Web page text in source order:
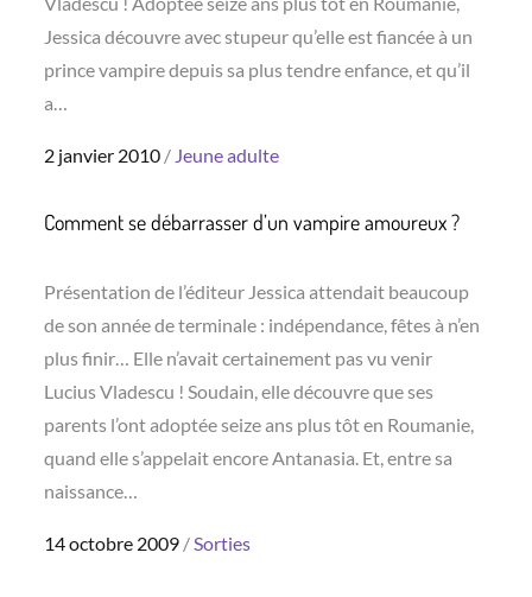
Jessica découvre avec stupeur qu’elle est fiancée à un
prince vampire depuis sa plus tendre enfance, et qu’il
a…
Posted
2 janvier 2010 Jeune adulte
Comment se débarrasser d’un vampire amoureux ?
Présentation de l’éditeur Jessica attendait beaucoup
de son année de terminale : indépendance, fêtes à n’en
plus finir… Elle n’avait certainement pas vu venir
Lucius Vladescu ! Soudain, elle découvre que ses
parents l’ont adoptée seize ans plus tôt en Roumanie,
quand elle s’appelait encore Antanasia. Et, entre sa
naissance…
Posted
14 octobre 2009 Sorties